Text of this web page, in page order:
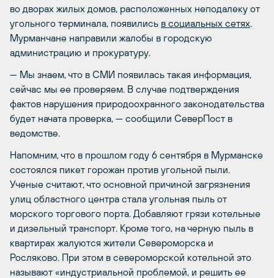
во дворах жилых домов, расположенных неподалеку от
угольного терминала, появились в социальных сетях.
Мурманчане направили жалобы в городскую
администрацию и прокуратуру.
— Мы знаем, что в СМИ появилась такая информация,
сейчас мы ее проверяем. В случае подтверждения
фактов нарушения природоохранного законодательства
будет начата проверка, — сообщили СеверПост в
ведомстве.
Напомним, что в прошлом году 6 сентября в Мурманске
состоялся пикет горожан против угольной пыли.
Ученые считают, что основной причиной загрязнения
улиц областного центра стала угольная пыль от
морского торгового порта. Добавляют грязи котельные
и дизельный транспорт. Кроме того, на черную пыль в
квартирах жалуются жители Североморска и
Росляково. При этом в североморской котельной это
называют «индустриальной проблемой, и решить ее